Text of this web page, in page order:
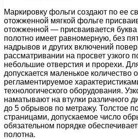
Маркировку фольги создают по ее
отожженной мягкой фольге
отожженной — присваивается
полотно имеет равномерную, без
надрывов и других включений
рассматривании на просвет узкого
небольшие отверстия и прорехи.
допускается маленькое количество
регламентируемое
технологического оборудования.
наматывают на втулки различного
до 5 обрывов по метражу. Толстое
страницами, допускаемое число
обязательном порядке
полотна.